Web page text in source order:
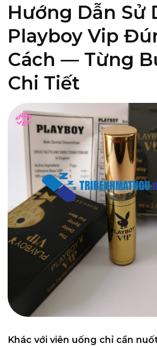
Hướng Dẫn Sử
Playboy Vip
Cách — Từng
Chi Tiết
Khác với viên uống chỉ cần